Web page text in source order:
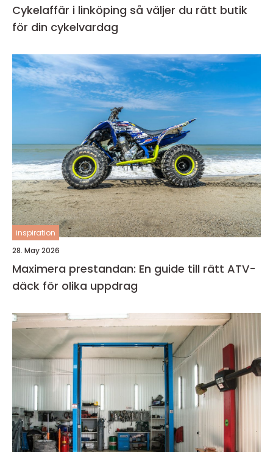
Cykelaffär i linköping så väljer du rätt butik
för din cykelvardag
inspiration
28. May 2026
Maximera prestandan: En guide till rätt ATV-
däck för olika uppdrag